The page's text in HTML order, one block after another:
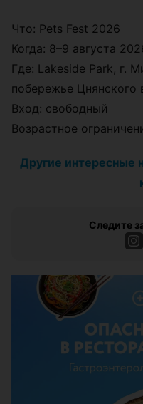
Что: Pets Fest 2026
Когда: 8–9 августа
Где: Lakeside Park, г.
побережье Цнянского
Вход: свободный
Возрастное
Другие интересные
Следите